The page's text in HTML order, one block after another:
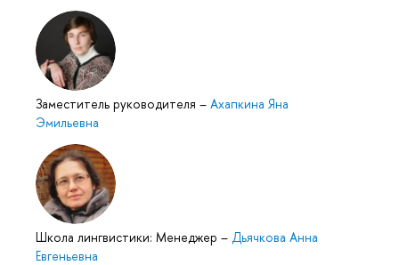
Заместитель руководителя – Ахапкина Яна
Эмильевна
Школа лингвистики: Менеджер – Дьячкова Анна
Евгеньевна